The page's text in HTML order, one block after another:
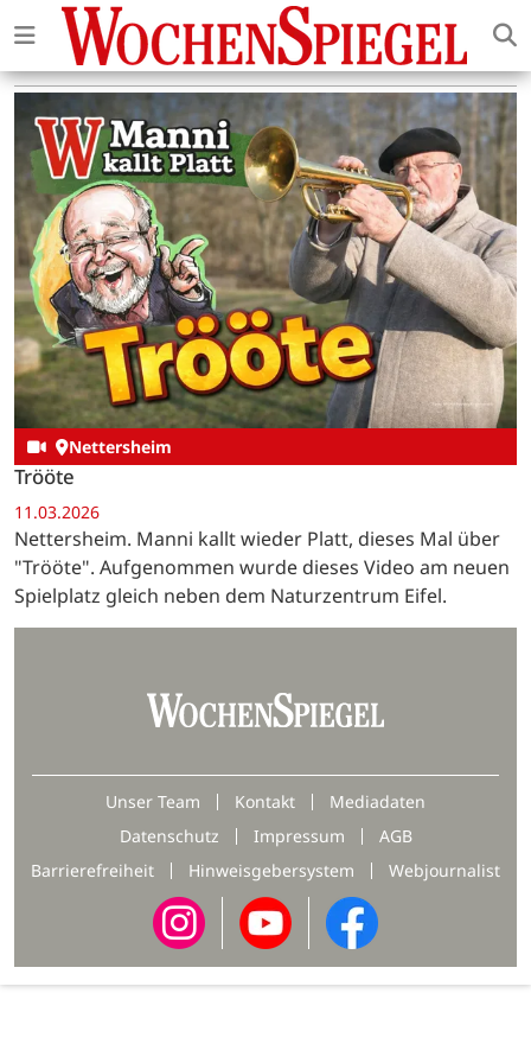
Nettersheim
Trööte
11.03.2026
Nettersheim. Manni kallt wieder Platt, dieses Mal über
"Trööte". Aufgenommen wurde dieses Video am neuen
Spielplatz gleich neben dem Naturzentrum Eifel.
Unser Team Kontakt
Mediadaten
Datenschutz
Impressum
AGB
Barrierefreiheit
Hinweisgebersystem Webjournalist